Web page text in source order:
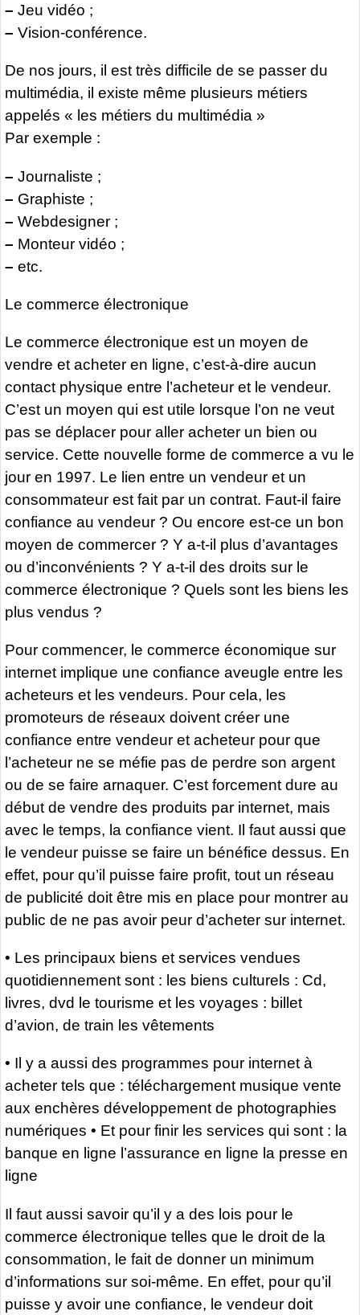
– Jeu vidéo ;
– Vision-conférence.
De nos jours, il est très difficile de se passer du
multimédia, il existe même plusieurs métiers
appelés « les métiers du multimédia »
Par exemple :
– Journaliste ;
– Graphiste ;
– Webdesigner ;
– Monteur vidéo ;
– etc.
Le commerce électronique
Le commerce électronique est un moyen de
vendre et acheter en ligne, c’est-à-dire aucun
contact physique entre l’acheteur et le vendeur.
C’est un moyen qui est utile lorsque l’on ne veut
pas se déplacer pour aller acheter un bien ou
service. Cette nouvelle forme de commerce a vu le
jour en 1997. Le lien entre un vendeur et un
consommateur est fait par un contrat. Faut-il faire
confiance au vendeur ? Ou encore est-ce un bon
moyen de commercer ? Y a-t-il plus d’avantages
ou d’inconvénients ? Y a-t-il des droits sur le
commerce électronique ? Quels sont les biens les
plus vendus ?
Pour commencer, le commerce économique sur
internet implique une confiance aveugle entre les
acheteurs et les vendeurs. Pour cela, les
promoteurs de réseaux doivent créer une
confiance entre vendeur et acheteur pour que
l’acheteur ne se méfie pas de perdre son argent
ou de se faire arnaquer. C’est forcement dure au
début de vendre des produits par internet, mais
avec le temps, la confiance vient. Il faut aussi que
le vendeur puisse se faire un bénéfice dessus. En
effet, pour qu’il puisse faire profit, tout un réseau
de publicité doit être mis en place pour montrer au
public de ne pas avoir peur d’acheter sur internet.
• Les principaux biens et services vendues
quotidiennement sont : les biens culturels : Cd,
livres, dvd le tourisme et les voyages : billet
d’avion, de train les vêtements
• Il y a aussi des programmes pour internet à
acheter tels que : téléchargement musique vente
aux enchères développement de photographies
numériques • Et pour finir les services qui sont : la
banque en ligne l’assurance en ligne la presse en
ligne
Il faut aussi savoir qu’il y a des lois pour le
commerce électronique telles que le droit de la
consommation, le fait de donner un minimum
d’informations sur soi-même. En effet, pour qu’il
puisse y avoir une confiance, le vendeur doit